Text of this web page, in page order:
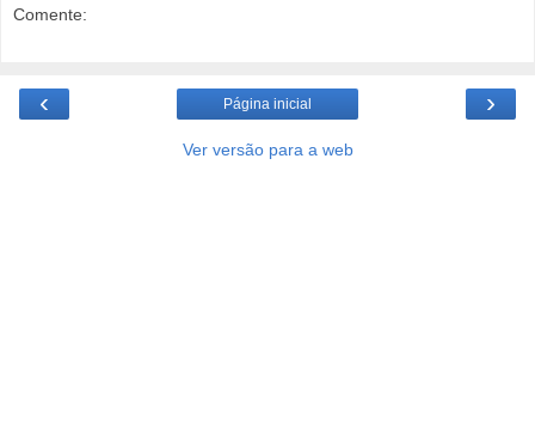
Comente:
‹ ›
Página inicial
Ver versão para a web